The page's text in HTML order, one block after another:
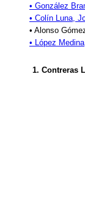
• González
• Colín Luna,
• Alonso
• López
1. Contreras